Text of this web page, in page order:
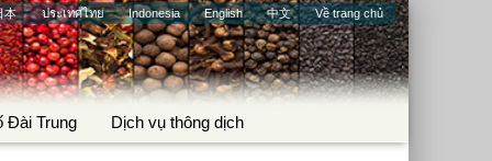
本 ประเทศไทย Indonesia English 中文 Về trang chủ
Đài Trung Dịch vụ thông dịch